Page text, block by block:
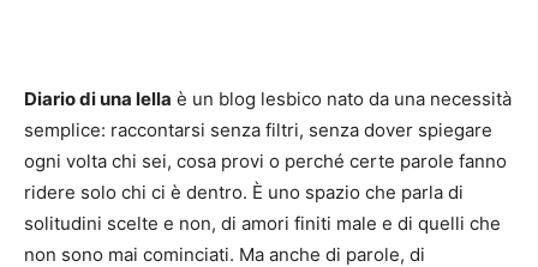
Diario di una lella è un blog lesbico nato da una necessità
semplice: raccontarsi senza filtri, senza dover spiegare
ogni volta chi sei, cosa provi o perché certe parole fanno
ridere solo chi ci è dentro. È uno spazio che parla di
solitudini scelte e non, di amori finiti male e di quelli che
non sono mai cominciati. Ma anche di parole, di